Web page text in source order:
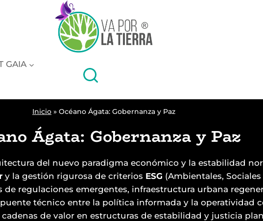
GAIA
Inicio » Océano Ágata: Gobernanza y Paz
Ágata: Gobernanza y Paz
del nuevo paradigma económico y la estabilidad
y la gestión rigurosa de criterios ESG (Ambientales,
de regulaciones emergentes, infraestructura urbana
técnico entre la política informada y la operatividad
de valor en estructuras de estabilidad y justicia